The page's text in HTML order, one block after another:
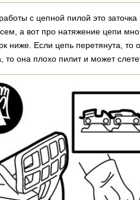
с цепной пилой это
а вот про натяжение цепи
ниже. Если цепь перетянута, то
то она плохо пилит и может